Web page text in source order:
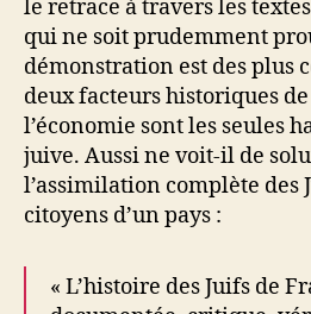
le retrace à travers les
qui ne soit prudemment
démonstration est des plus
deux facteurs historiques
l’économie sont les seules
juive. Aussi ne voit-il de
l’assimilation complète des
citoyens d’un pays :
« L’histoire des Juifs de